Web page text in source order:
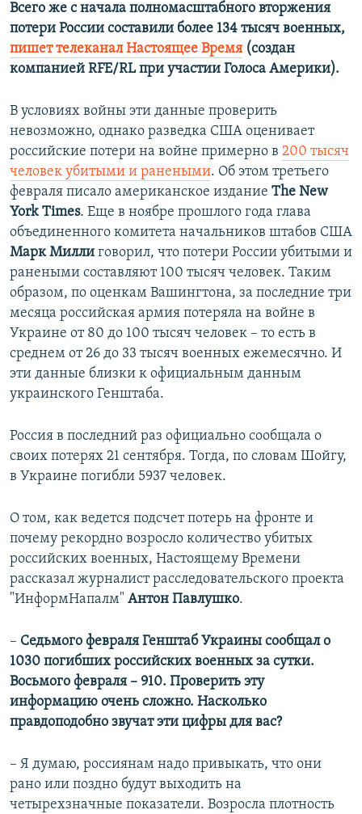
Всего же с начала полномасштабного вторжения
потери России составили более 134 тысяч военных,
пишет телеканал Настоящее Время (создан
компанией RFE/RL при участии Голоса Америки).
В условиях войны эти данные проверить
невозможно, однако разведка США оценивает
российские потери на войне примерно в 200 тысяч
человек убитыми и ранеными. Об этом третьего
февраля писало американское издание The New
York Times. Еще в ноябре прошлого года глава
объединенного комитета начальников штабов США
Марк Милли говорил, что потери России убитыми и
ранеными составляют 100 тысяч человек. Таким
образом, по оценкам Вашингтона, за последние три
месяца российская армия потеряла на войне в
Украине от 80 до 100 тысяч человек – то есть в
среднем от 26 до 33 тысяч военных ежемесячно. И
эти данные близки к официальным данным
украинского Генштаба.
Россия в последний раз официально сообщала о
своих потерях 21 сентября. Тогда, по словам Шойгу,
в Украине погибли 5937 человек.
О том, как ведется подсчет потерь на фронте и
почему рекордно возросло количество убитых
российских военных, Настоящему Времени
рассказал журналист расследовательского проекта
"ИнформНапалм" Антон Павлушко.
– Седьмого февраля Генштаб Украины сообщал о
1030 погибших российских военных за сутки.
Восьмого февраля – 910. Проверить эту
информацию очень сложно. Насколько
правдоподобно звучат эти цифры для вас?
– Я думаю, россиянам надо привыкать, что они
рано или поздно будут выходить на
четырехзначные показатели. Возросла плотность